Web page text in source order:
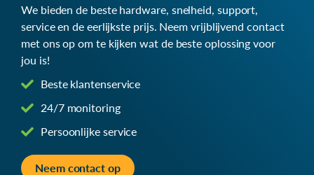
We bieden de beste hardware, snelheid, support,
service en de eerlijkste prijs. Neem vrijblijvend contact
met ons op om te kijken wat de beste oplossing voor
jou is!
Beste klantenservice
24/7 monitoring
Persoonlijke service
Neem contact op